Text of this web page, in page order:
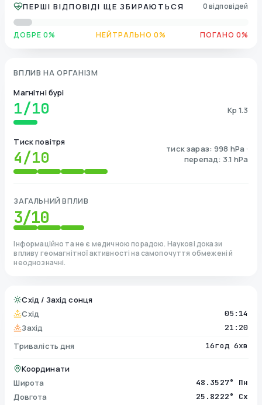
ПЕРШІ ВІДПОВІДІ ЩЕ ЗБИРАЮТЬСЯ 0 відповідей
ДОБРЕ 0% НЕЙТРАЛЬНО 0% ПОГАНО 0%
ВПЛИВ НА ОРГАНІЗМ
Магнітні бурі
1/10 Kp 1.3
Тиск повітря
4/10
тиск зараз: 998 hPa ·
перепад: 3.1 hPa
ЗАГАЛЬНИЙ ВПЛИВ
3/10
Інформаційно та не є медичною порадою. Наукові докази
впливу геомагнітної активності на самопочуття обмежені й
неоднозначні.
Схід / Захід сонця
Схід
05:14
Захід 21:20
Тривалість дня 16год 6хв
Координати
Широта
48.3527° Пн
Довгота 25.8222° Сх